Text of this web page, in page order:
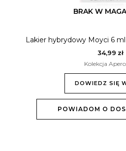
BRAK W
Lakier hybrydowy Moyci 6
34,99 zł
Kolekcja
DOWIEDZ SIĘ
POWIADOM O